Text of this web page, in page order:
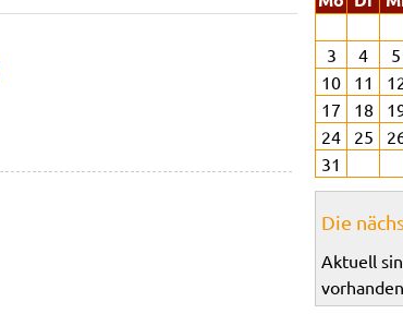
3
4 5
10
11
17
18
24
25
31
Die
Aktuell